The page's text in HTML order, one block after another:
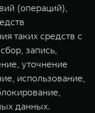
(операций),
таких средств с
запись,
уточнение
использование,
данных.